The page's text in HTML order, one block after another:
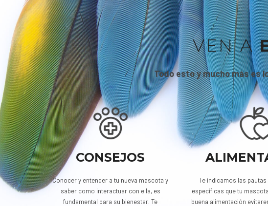
VEN A
Todo esto y mucho más es
CONSEJOS
Conocer y entender a tu nueva mascota y
saber como interactuar con ella, es
fundamental para su bienestar. Te
Te indicamos las
específicas que tu
buena alimentación